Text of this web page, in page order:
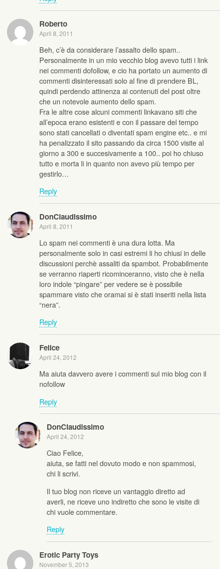
Roberto
April 8, 2011
Beh, c’è da considerare l’assalto dello spam..
Personalmente in un mio vecchio blog avevo tutti i link
nei commenti dofollow, e cio ha portato un aumento di
commenti disinteressati solo al fine di prendere BL,
quindi perdendo attinenza ai contenuti del post oltre
che un notevole aumento dello spam.
Fra le altre cose alcuni commenti linkavano siti che
all’epoca erano esistenti e con il passare del tempo
sono stati cancellati o diventati spam engine etc.. e mi
ha penalizzato il sito passando da circa 1500 visite al
giorno a 300 e succesivamente a 100.. poi ho chiuso
tutto e morta li in quanto non avevo più tempo per
gestirlo…
Reply
DonClaudissimo
April 8, 2011
Lo spam nei commenti è una dura lotta. Ma
personalmente solo in casi estremi li ho chiusi in delle
discussioni perchè assaliti da spambot. Probabilmente
se verranno riaperti ricominceranno, visto che è nella
loro indole “pingare” per vedere se è possibile
spammare visto che oramai si è stati inseriti nella lista
“nera”.
Reply
Felice
April 24, 2012
Ma aiuta davvero avere i commenti sul mio blog con il
nofollow
Reply
DonClaudissimo
April 24, 2012
Ciao Felice,
aiuta, se fatti nel dovuto modo e non spammosi,
chi li scrivi.
Il tuo blog non riceve un vantaggio diretto ad
averli, ne riceve uno indiretto che sono le visite di
chi vuole commentare.
Reply
Erotic Party Toys
November 5, 2013